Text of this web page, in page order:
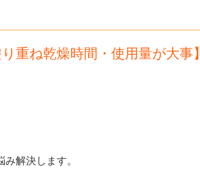
重ね乾燥時間・使用量が大事】
解決します。